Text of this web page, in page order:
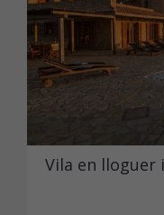
Vila en lloguer